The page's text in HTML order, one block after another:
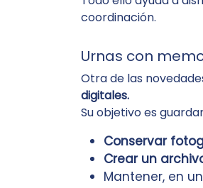
coordinación.
Urnas con
Otra de las
digitales.
Su objetivo es
Conservar
Crear un
Mantener, en